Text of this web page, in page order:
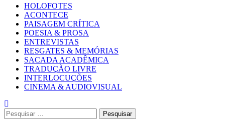
Primary
Menu
HOLOFOTES
ACONTECE
PAISAGEM CRÍTICA
POESIA & PROSA
ENTREVISTAS
RESGATES & MEMÓRIAS
SACADA ACADÊMICA
TRADUÇÃO LIVRE
INTERLOCUÇÕES
CINEMA & AUDIOVISUAL
Pesquisar
por: